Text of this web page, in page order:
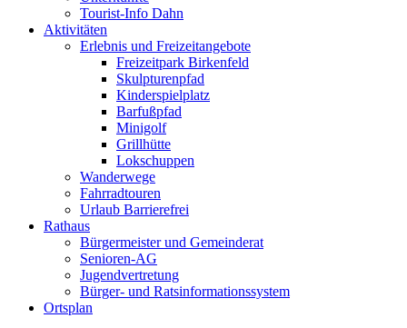
Tourist-Info Dahn
Aktivitäten
Erlebnis und Freizeitangebote
Freizeitpark Birkenfeld
Skulpturenpfad
Kinderspielplatz
Barfußpfad
Minigolf
Grillhütte
Lokschuppen
Wanderwege
Fahrradtouren
Urlaub Barrierefrei
Rathaus
Bürgermeister und Gemeinderat
Senioren-AG
Jugendvertretung
Bürger- und Ratsinformationssystem
Ortsplan